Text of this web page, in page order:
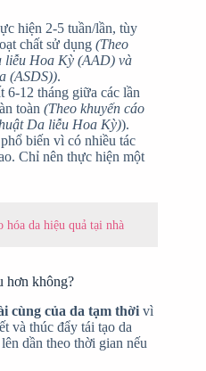
hiện 2-5 tuần/lần, tùy
chất sử dụng (Theo
liễu Hoa Kỳ (AAD) và
(ASDS)).
6-12 tháng giữa các lần
toàn (Theo khuyến cáo
Da liễu Hoa Kỳ)).
biến vì có nhiều tác
Chỉ nên thực hiện một
hóa da hiệu quả tại nhà
hơn không?
cùng của da tạm thời vì
và thúc đẩy tái tạo da
dần theo thời gian nếu